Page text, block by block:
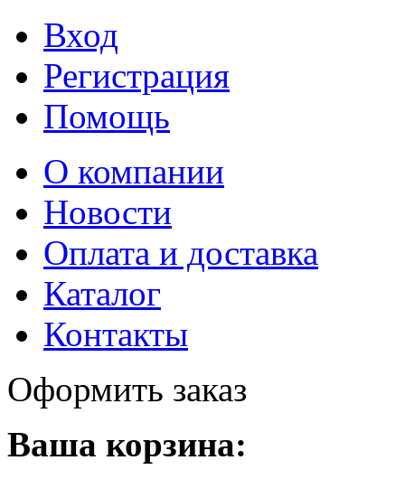
Вход
Регистрация
Помощь
О компании
Новости
Оплата и доставка
Каталог
Контакты
Оформить заказ
Ваша корзина: